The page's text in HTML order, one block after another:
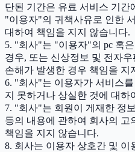
단된 기간은 유료 서비스 기
"이용자"의 귀책사유로 인한
대하여 책임을 지지 않습니다.
5. "회사"는 "이용자"의 pc 혹
경우, 또는 신상정보 및 전자
손해가 발생한 경우 책임을 지
6. "회사"는 이용자가 서비스
지 못하거나 상실한 것에 대하
7. "회사"는 회원이 게재한 정
등의 내용에 관하여 회사의 고
책임을 지지 않습니다.
8. 회사는 이용자 상호간 및 이